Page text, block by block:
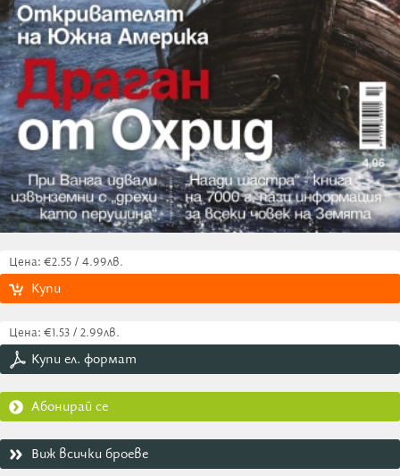
Цена: €2.55 / 4.99лв.
Купи
Цена: €1.53 / 2.99лв.
Купи ел. формат
Абонирай се
Виж всички броеве